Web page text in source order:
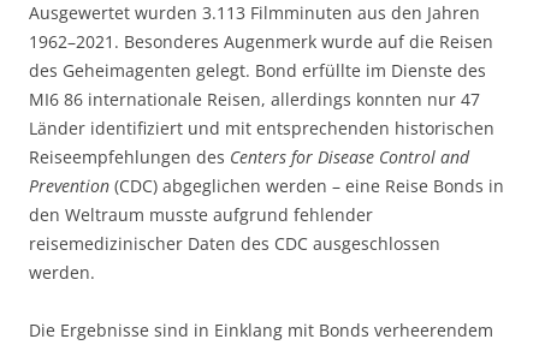
Ausgewertet wurden 3.113 Filmminuten aus den Jahren
1962–2021. Besonderes Augenmerk wurde auf die Reisen
des Geheimagenten gelegt. Bond erfüllte im Dienste des
MI6 86 internationale Reisen, allerdings konnten nur 47
Länder identifiziert und mit entsprechenden historischen
Reiseempfehlungen des Centers for Disease Control and
Prevention (CDC) abgeglichen werden – eine Reise Bonds in
den Weltraum musste aufgrund fehlender
reisemedizinischer Daten des CDC ausgeschlossen
werden.
Die Ergebnisse sind in Einklang mit Bonds verheerendem